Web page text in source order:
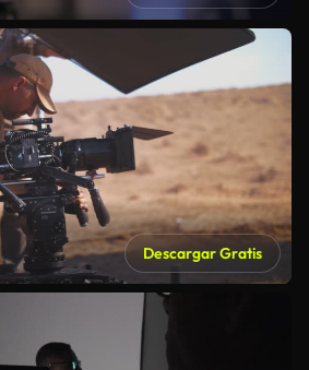
Descargar Gratis